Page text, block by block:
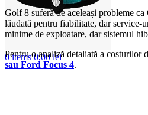
0items 0,00lei
Golf 8 suferă de aceleași probleme
lăudată pentru fiabilitate, dar service-
minime de exploatare, dar sistemul
Pentru o analiză detaliată a
sau Ford Focus 4.